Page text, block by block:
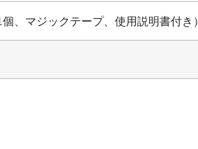
、マジックテープ、使用説明書付き）